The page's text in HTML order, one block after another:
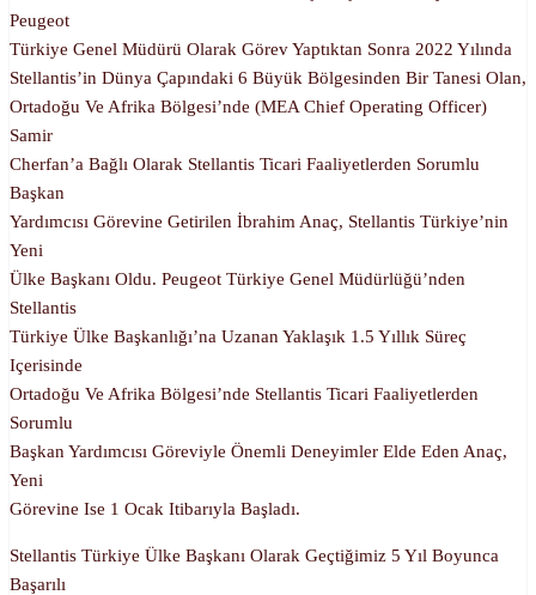
Peugeot
Türkiye Genel Müdürü Olarak Görev Yaptıktan Sonra 2022 Yılında
Stellantis’in Dünya Çapındaki 6 Büyük Bölgesinden Bir Tanesi Olan,
Ortadoğu Ve Afrika Bölgesi’nde (MEA Chief Operating Officer)
Samir
Cherfan’a Bağlı Olarak Stellantis Ticari Faaliyetlerden Sorumlu
Başkan
Yardımcısı Görevine Getirilen İbrahim Anaç, Stellantis Türkiye’nin
Yeni
Ülke Başkanı Oldu. Peugeot Türkiye Genel Müdürlüğü’nden
Stellantis
Türkiye Ülke Başkanlığı’na Uzanan Yaklaşık 1.5 Yıllık Süreç
Içerisinde
Ortadoğu Ve Afrika Bölgesi’nde Stellantis Ticari Faaliyetlerden
Sorumlu
Başkan Yardımcısı Göreviyle Önemli Deneyimler Elde Eden Anaç,
Yeni
Görevine Ise 1 Ocak Itibarıyla Başladı.
Stellantis Türkiye Ülke Başkanı Olarak Geçtiğimiz 5 Yıl Boyunca
Başarılı